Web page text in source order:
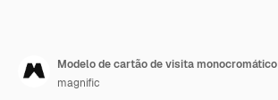
Modelo de cartão de visita monocromático
magnific